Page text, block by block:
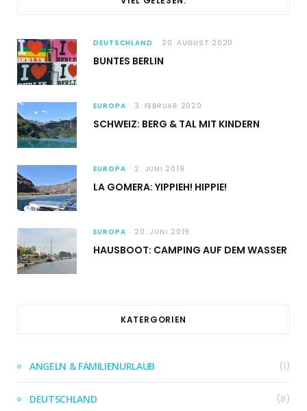
DEUTSCHLAND 20. AUGUST 2020
BUNTES BERLIN
EUROPA 3. FEBRUAR 2020
SCHWEIZ: BERG & TAL MIT KINDERN
EUROPA 2. JUNI 2019
LA GOMERA: YIPPIEH! HIPPIE!
EUROPA 20. JUNI 2019
HAUSBOOT: CAMPING AUF DEM WASSER
KATERGORIEN
ANGELN & FAMILIENURLAUB (1)
DEUTSCHLAND (8)